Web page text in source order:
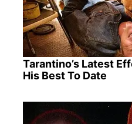
Tarantino’s Latest
His Best To Date